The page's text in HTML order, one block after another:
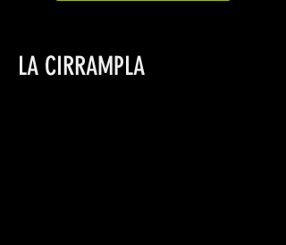
LA CIRRAMPLA